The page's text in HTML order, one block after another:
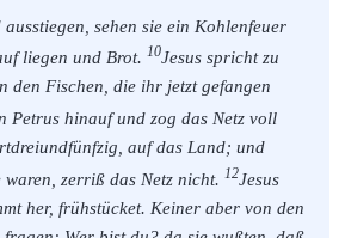
sehen sie ein Kohlenfeuer
liegen und Brot. 10Jesus spricht zu
den Fischen, die ihr jetzt gefangen
Petrus hinauf und zog das Netz voll
auf das Land; und
zerriß das Netz nicht. 12Jesus
her, frühstücket. Keiner aber von den